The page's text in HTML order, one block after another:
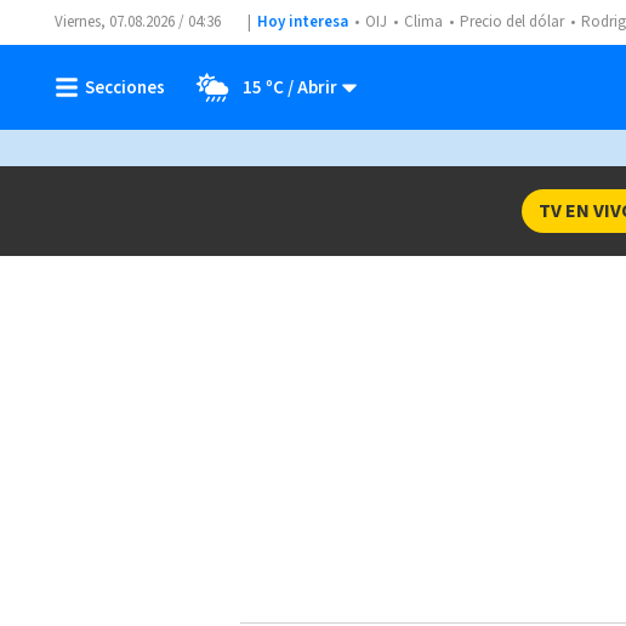
Viernes, 07.08.2026 / 04:36 Hoy interesa OIJ Clima Precio del dólar
15 ºC
TV EN